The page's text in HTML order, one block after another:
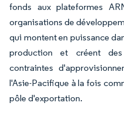
fonds aux plateformes
organisations de
qui montent en puissance
production et créent des
contraintes
l'Asie-Pacifique à la fois
pôle d'exportation.